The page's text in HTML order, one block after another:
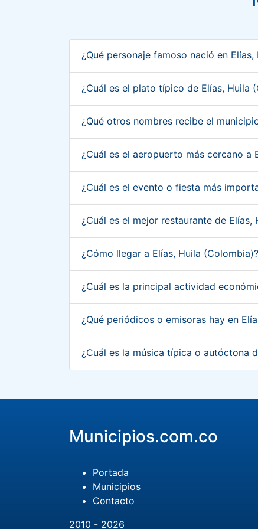
¿Qué personaje famoso nació en
¿Cuál es el plato típico de Elías, Huila
¿Qué otros nombres recibe el
¿Cuál es el aeropuerto más cercano a
¿Cuál es el evento o fiesta más
¿Cuál es el mejor restaurante de Elías,
¿Cómo llegar a Elías, Huila (Colombia)?
¿Cuál es la principal actividad
¿Qué periódicos o emisoras hay en
¿Cuál es la música típica o autóctona
Municipios.com.co
Portada
Municipios
Contacto
2010 - 2026